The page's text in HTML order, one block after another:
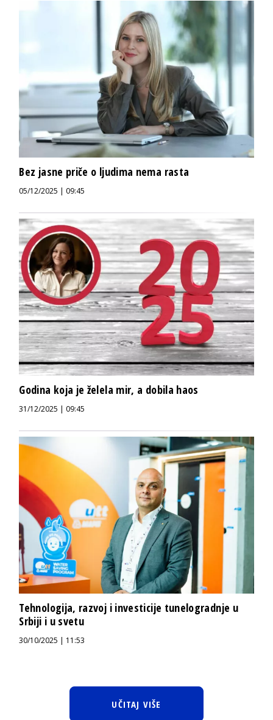
Bez jasne priče o ljudima nema rasta
05/12/2025 | 09:45
Godina koja je želela mir, a dobila haos
31/12/2025 | 09:45
Tehnologija, razvoj i investicije tunelogradnje u
Srbiji i u svetu
30/10/2025 | 11:53
UČITAJ VIŠE